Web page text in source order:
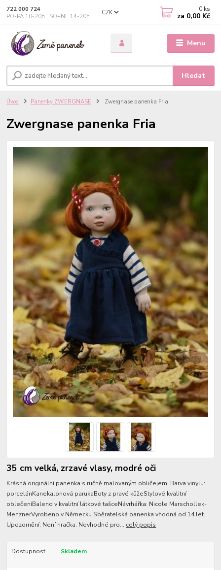
Menu
CZK
Hledat
722 000 724
PO-PÁ 10-20h., SO+NE 14-20h.
0 ks
za 0,00 Kč
Úvod Panenky ZWERGNASE Zwergnase panenka Fria
Zwergnase panenka Fria
35 cm velká, zrzavé vlasy, modré oči
Krásná originální panenka s ručně malovaným obličejem Barva vinylu:
porcelánKanekalonová parukaBoty z pravé kůžeStylové kvalitní
oblečeníBaleno v kvalitní látkové tašceNávrhářka: Nicole Marschollek-
MenznerVyrobeno v Německu Sběratelská panenka vhodná od 14 let.
Upozornění: Není hračka. Nevhodné pro... celý popis
Dostupnost Skladem